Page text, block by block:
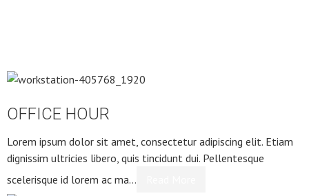
OFFICE HOUR
Lorem ipsum dolor sit amet, consectetur adipiscing elit. Etiam
dignissim ultricies libero, quis tincidunt dui. Pellentesque
scelerisque id lorem ac ma…